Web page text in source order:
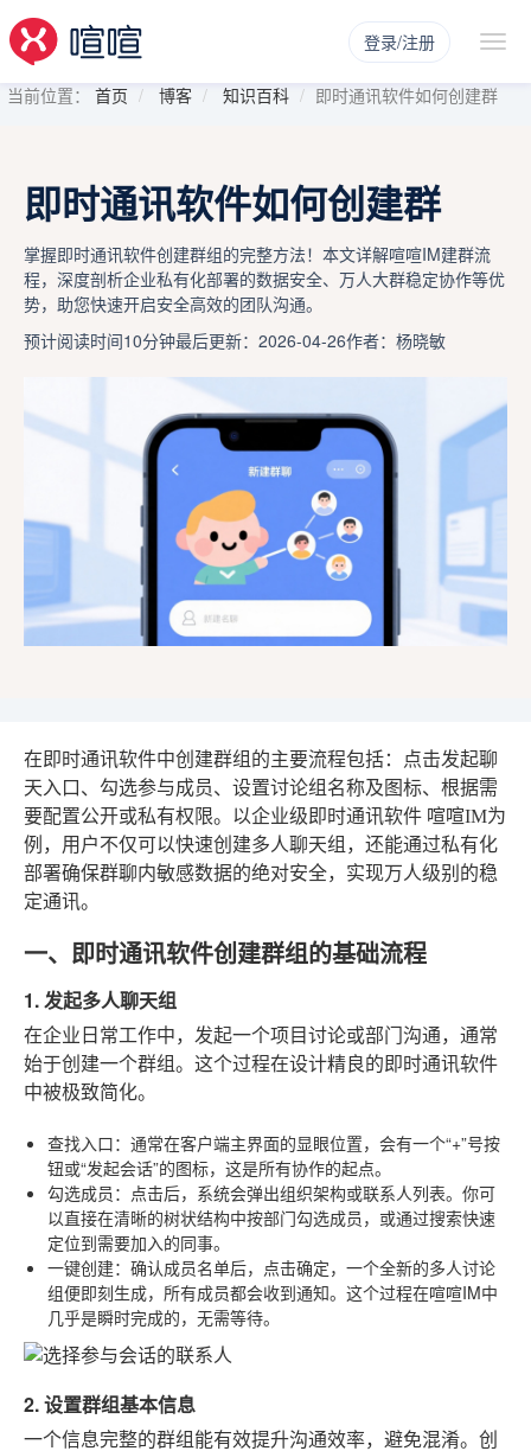
登录/注册
当前位置： 首页 博客 知识百科 即时通讯软件如何创建群
即时通讯软件如何创建群
掌握即时通讯软件创建群组的完整方法！本文详解喧喧IM建群流
程，深度剖析企业私有化部署的数据安全、万人大群稳定协作等优
势，助您快速开启安全高效的团队沟通。
预计阅读时间10分钟最后更新：2026-04-26作者：杨晓敏
在即时通讯软件中创建群组的主要流程包括：点击发起聊
天入口、勾选参与成员、设置讨论组名称及图标、根据需
要配置公开或私有权限。以企业级即时通讯软件 喧喧IM为
例，用户不仅可以快速创建多人聊天组，还能通过私有化
部署确保群聊内敏感数据的绝对安全，实现万人级别的稳
定通讯。
一、即时通讯软件创建群组的基础流程
1. 发起多人聊天组
在企业日常工作中，发起一个项目讨论或部门沟通，通常
始于创建一个群组。这个过程在设计精良的即时通讯软件
中被极致简化。
查找入口：通常在客户端主界面的显眼位置，会有一个“+”号按
钮或“发起会话”的图标，这是所有协作的起点。
勾选成员 ：点击后，系统会弹出组织架构或联系人列表。你可
以直接在清晰的树状结构中按部门勾选成员，或通过搜索快速
定位到需要加入的同事。
一键创建：确认成员名单后，点击确定，一个全新的多人讨论
组便即刻生成，所有成员都会收到通知。这个过程在喧喧IM中
几乎是瞬时完成的，无需等待。
2. 设置群组基本信息
一个信息完整的群组能有效提升沟通效率，避免混淆。创